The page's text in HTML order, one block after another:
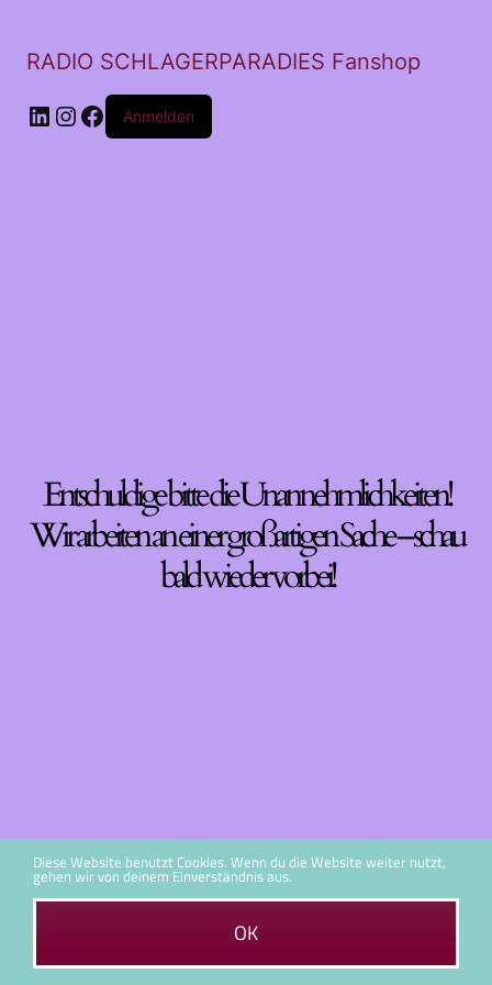
RADIO SCHLAGERPARADIES Fanshop
LinkedIn
Instagram
Facebook
Anmelden
Entschuldige bitte die Unannehmlichkeiten!
Wir arbeiten an einer großartigen Sache – schau
bald wieder vorbei!
Diese Website benutzt Cookies. Wenn du die Website weiter nutzt,
gehen wir von deinem Einverständnis aus.
OK